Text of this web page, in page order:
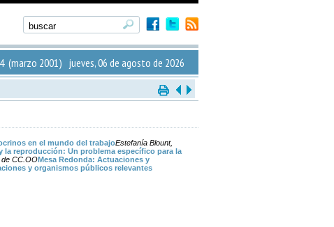
(marzo 2001) jueves, 06 de agosto de 2026
en el mundo del trabajoEstefanía Blount,
la reproducción: Un problema específico para la
de CC.OOMesa Redonda: Actuaciones y
y organismos públicos relevantes